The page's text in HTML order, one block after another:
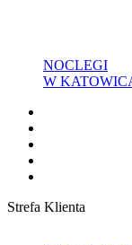
NOCLEGI
W
Strefa Klienta